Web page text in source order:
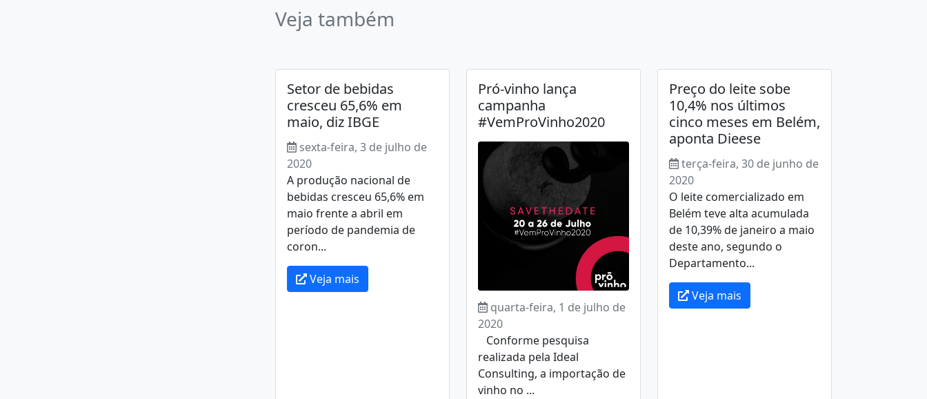
Veja também
Setor de bebidas
cresceu 65,6% em
maio, diz IBGE
sexta-feira, 3 de julho de
2020
A produção nacional de
bebidas cresceu 65,6% em
maio frente a abril em
período de pandemia de
coron...
Veja mais
Pró-vinho lança
campanha
#VemProVinho2020
quarta-feira, 1 de julho de
2020
Conforme pesquisa
realizada pela Ideal
Consulting, a importação de
vinho no ...
Preço do leite sobe
10,4% nos últimos
cinco meses em Belém,
aponta Dieese
terça-feira, 30 de junho de
2020
O leite comercializado em
Belém teve alta acumulada
de 10,39% de janeiro a maio
deste ano, segundo o
Departamento...
Veja mais